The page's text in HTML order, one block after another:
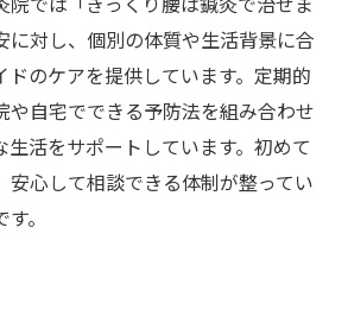
院では「ぎっくり腰は鍼灸で治せま
に対し、個別の体質や生活背景に合
ドのケアを提供しています。定期的
や自宅でできる予防法を組み合わせ
生活をサポートしています。初めて
安心して相談できる体制が整ってい
。